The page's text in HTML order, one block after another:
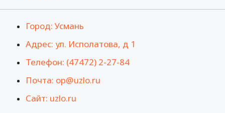
Город: Усмань
Адрес: ул. Исполатова, д 1
Телефон: (47472) 2-27-84
Почта: op@uzlo.ru
Сайт: uzlo.ru